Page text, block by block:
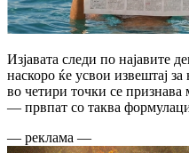
Изјавата следи по најавите
наскоро ќе усвои извештај
во четири точки се признава
— првпат со таква
— реклама —